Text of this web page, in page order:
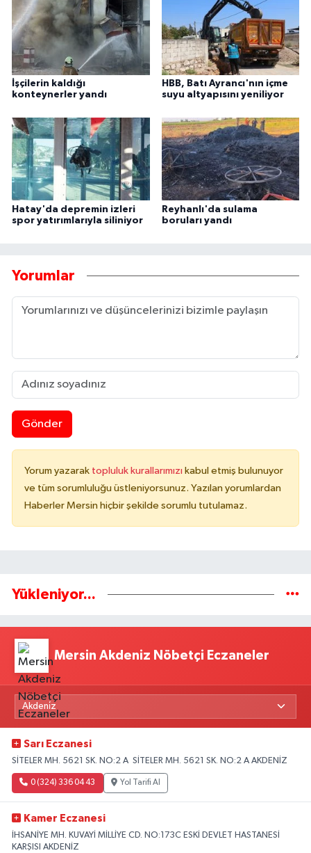
İşçilerin kaldığı
konteynerler yandı
HBB, Batı Ayrancı'nın içme
suyu altyapısını yeniliyor
Hatay'da depremin izleri
spor yatırımlarıyla siliniyor
Reyhanlı'da sulama
boruları yandı
Yorumlar
Gönder
Yorum yazarak topluluk kurallarımızı kabul etmiş bulunuyor
ve tüm sorumluluğu üstleniyorsunuz. Yazılan yorumlardan
Haberler Mersin hiçbir şekilde sorumlu tutulamaz.
Yükleniyor...
Mersin Akdeniz Nöbetçi Eczaneler
Sarı Eczanesi
SİTELER MH. 5621 SK. NO:2 A SİTELER MH. 5621 SK. NO:2 A AKDENİZ
0 (324) 336 04 43 Yol Tarifi Al
Kamer Eczanesi
İHSANİYE MH. KUVAYİ MİLLİYE CD. NO:173C ESKİ DEVLET HASTANESİ
KARŞISI AKDENİZ